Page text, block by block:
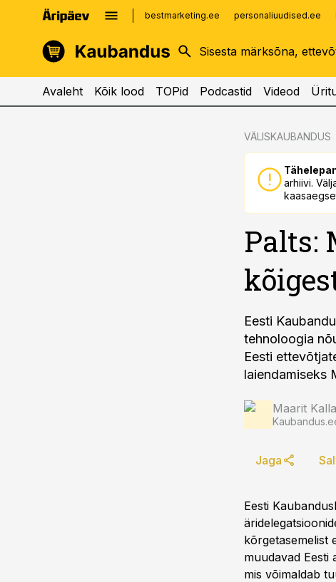
bestmarketing.ee personaliuudised.ee
kinnisvarauudised.ee
logistikauudised.ee
imelineajalugu.ee
Avaleht Kõik lood TOPid Podcastid Videod
VÄLISKAUBANDUS
arhiivi.
Palts:
Eesti
tehnoloogia
Eesti
laiendamiseks
Maarit
Jaga
Eesti
kõrgetasemelist
muudavad Eesti
mis võimaldab